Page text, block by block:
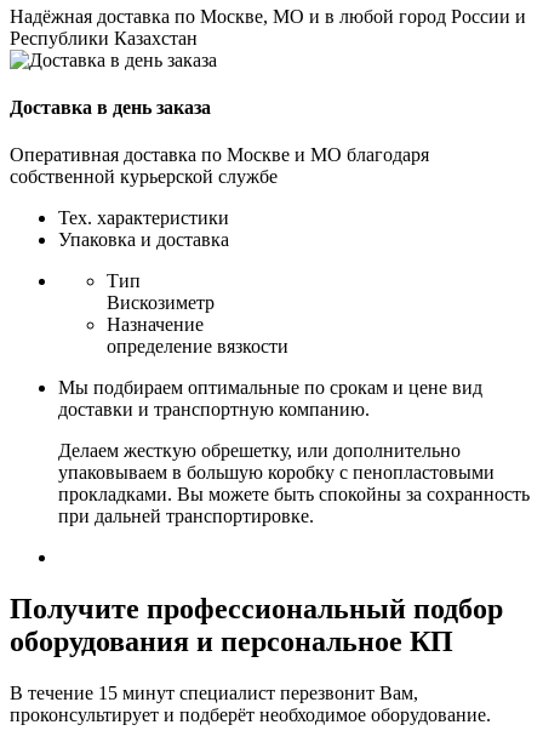
Надёжная доставка по Москве, МО и в любой город России и
Республики Казахстан
Доставка в день заказа
Оперативная доставка по Москве и МО благодаря
собственной курьерской службе
Тех. характеристики
Упаковка и доставка
Тип
Вискозиметр
Назначение
определение вязкости
Мы подбираем оптимальные по срокам и цене вид
доставки и транспортную компанию.
Делаем жесткую обрешетку, или дополнительно
упаковываем в большую коробку с пенопластовыми
прокладками. Вы можете быть спокойны за сохранность
при дальней транспортировке.
Получите профессиональный подбор
оборудования и персональное КП
В течение 15 минут специалист перезвонит Вам,
проконсультирует и подберёт необходимое оборудование.